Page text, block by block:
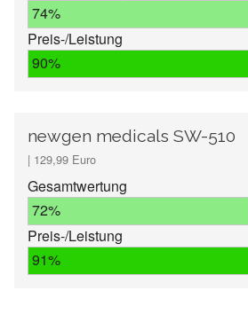
74%
Preis-/Leistung
90%
newgen medicals SW-510
| 129,99 Euro
Gesamtwertung
72%
Preis-/Leistung
91%